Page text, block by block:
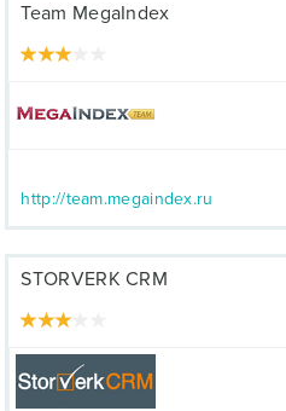
Team MegaIndex
http://team.megaindex.ru
STORVERK CRM